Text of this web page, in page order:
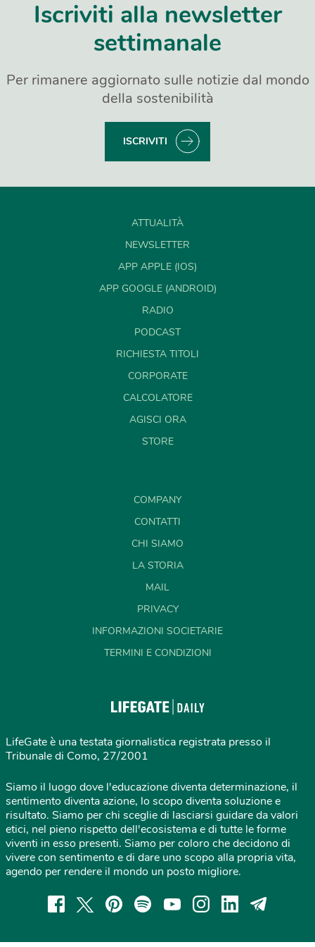
Iscriviti alla newsletter
settimanale
Per rimanere aggiornato sulle notizie dal mondo
della sostenibilità
ISCRIVITI
ATTUALITÀ
NEWSLETTER
APP APPLE (IOS)
APP GOOGLE (ANDROID)
RADIO
PODCAST
RICHIESTA TITOLI
CORPORATE
CALCOLATORE
AGISCI ORA
STORE
COMPANY
CONTATTI
CHI SIAMO
LA STORIA
MAIL
PRIVACY
INFORMAZIONI SOCIETARIE
TERMINI E CONDIZIONI
LifeGate è una testata giornalistica registrata presso il
Tribunale di Como, 27/2001
Siamo il luogo dove l'educazione diventa determinazione, il
sentimento diventa azione, lo scopo diventa soluzione e
risultato. Siamo per chi sceglie di lasciarsi guidare da valori
etici, nel pieno rispetto dell'ecosistema e di tutte le forme
viventi in esso presenti. Siamo per coloro che decidono di
vivere con sentimento e di dare uno scopo alla propria vita,
agendo per rendere il mondo un posto migliore.